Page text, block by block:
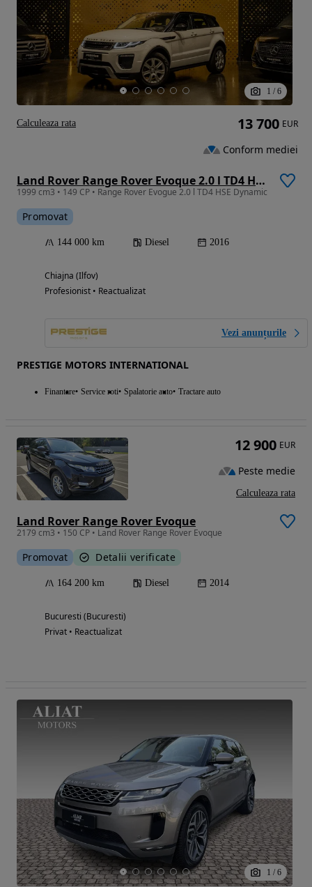
1 / 6
Land Rover Range Rover Evoque 2.0 l TD4 HSE Dynamic
1999 cm3 • 149 CP • Range Rover Evogue 2.0 l TD4 HSE Dynamic
Promovat
144 000 km Diesel 2016
Chiajna (Ilfov)
Profesionist • Reactualizat
Vezi anunțurile
PRESTIGE MOTORS INTERNATIONAL
Finantare Service roti Spalatorie auto Tractare auto
13 700 EUR
Conform mediei
Calculeaza rata
Land Rover Range Rover Evoque
2179 cm3 • 150 CP • Land Rover Range Rover Evoque
Promovat Detalii verificate
164 200 km Diesel 2014
Bucuresti (Bucuresti)
Privat • Reactualizat
12 900 EUR
Peste medie
Calculeaza rata
1 / 6